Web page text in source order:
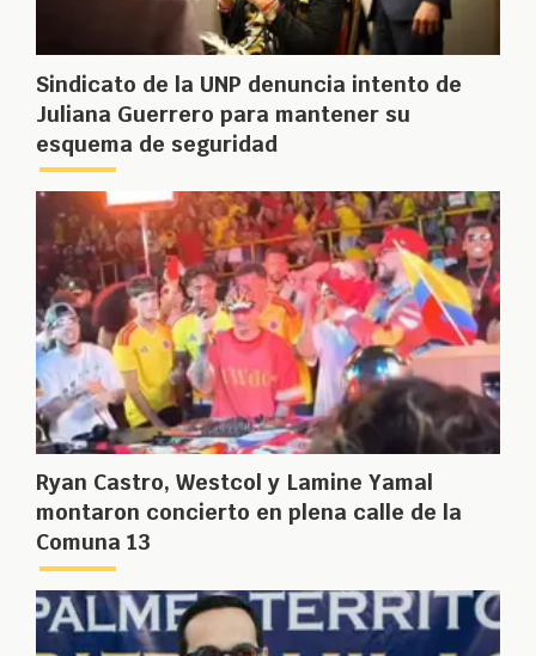
Sindicato de la UNP denuncia intento de
Juliana Guerrero para mantener su
esquema de seguridad
Ryan Castro, Westcol y Lamine Yamal
montaron concierto en plena calle de la
Comuna 13